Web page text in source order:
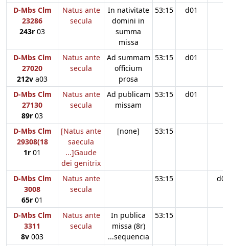
D-Mbs Clm
23286
243r 03
Natus ante
secula
In nativitate
domini in
summa
missa
53:15 d01
D-Mbs Clm
27020
212v a03
Natus ante
secula
Ad summam
officium
prosa
53:15 d01
D-Mbs Clm
27130
89r 03
Natus ante
secula
Ad publicam
missam
53:15 d01
D-Mbs Clm
29308(18
1r 01
[Natus ante
saecula
...]Gaude
dei genitrix
[none] 53:15
D-Mbs Clm
3008
65r 01
Natus ante
secula
53:15 d01
D-Mbs Clm
3311
8v 003
Natus ante
secula
In publica
missa (8r)
...sequencia
53:15